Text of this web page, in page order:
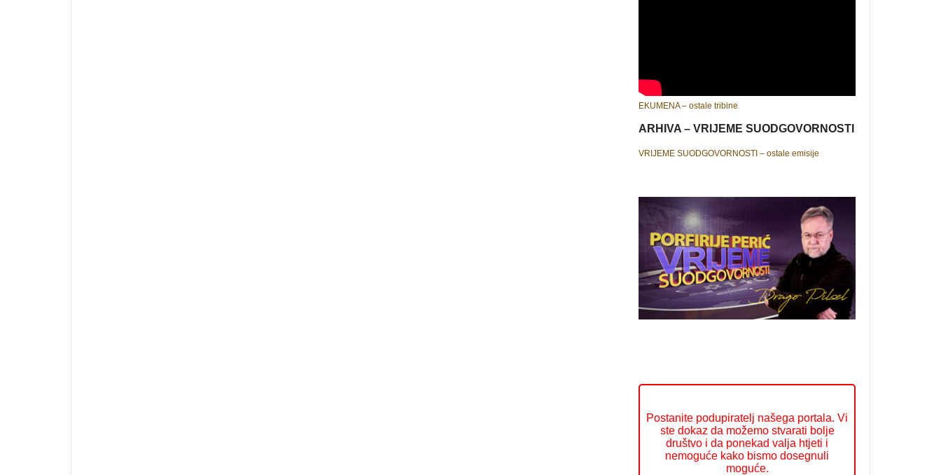
EKUMENA – ostale tribine
ARHIVA – VRIJEME SUODGOVORNOSTI
VRIJEME SUODGOVORNOSTI – ostale emisije
Postanite podupiratelj našega portala. Vi
ste dokaz da možemo stvarati bolje
društvo i da ponekad valja htjeti i
nemoguće kako bismo dosegnuli
moguće.